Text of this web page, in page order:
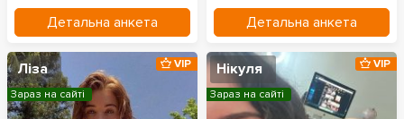
Детальна анкета Детальна анкета
Ліза VIP
Зараз на сайті
Нікуля VIP
Зараз на сайті